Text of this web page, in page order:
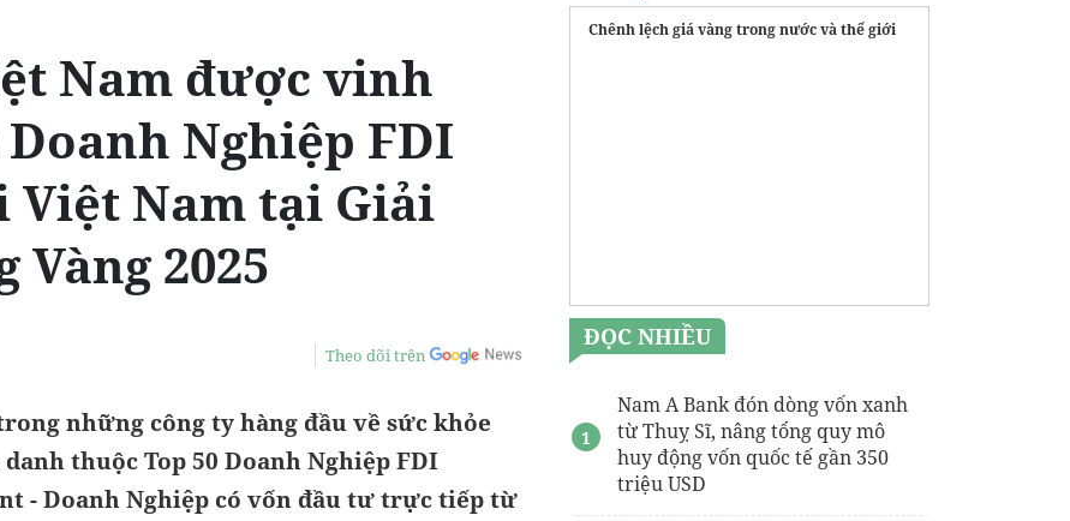
Nam được vinh
Nghiệp FDI
Việt Nam tại Giải
2025
Theo dõi trên
những công ty hàng đầu về sức khỏe
thuộc Top 50 Doanh Nghiệp FDI
- Doanh Nghiệp có vốn đầu tư trực tiếp từ
Chênh lệch giá vàng trong nước và thế giới
ĐỌC NHIỀU
Nam A Bank đón dòng vốn xanh
từ Thuỵ Sĩ, nâng tổng quy mô
huy động vốn quốc tế gần 350
triệu USD